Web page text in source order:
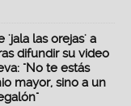
'jala las orejas' a
difundir su video
"No te estás
mayor, sino a un